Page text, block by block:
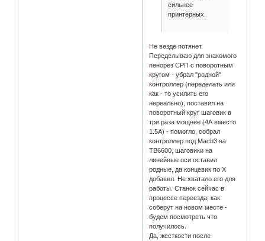
сильнее
принтерных.
Не везде потянет.
Переделываю для знакомого
пенорез СРП с поворотным
кругом - убрал "родной"
контроллер (переделать или
как - то усилить его
нереально), поставил на
поворотный круг шаговик в
три раза мощнее (4А вместо
1.5А) - помогло, собрал
контроллер под Mach3 на
TB6600, шаговики на
линейные оси оставил
родные, да концевик по Х
добавил. Не хватало его для
работы. Станок сейчас в
процессе переезда, как
соберут на новом месте -
будем посмотреть что
получилось.
Да, жесткости после